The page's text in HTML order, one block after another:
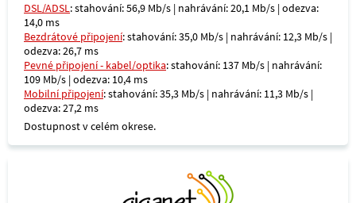
DSL/ADSL: stahování: 56,9 Mb/s | nahrávání: 20,1 Mb/s | odezva:
14,0 ms
Bezdrátové připojení: stahování: 35,0 Mb/s | nahrávání: 12,3 Mb/s |
odezva: 26,7 ms
Pevné připojení - kabel/optika: stahování: 137 Mb/s | nahrávání:
109 Mb/s | odezva: 10,4 ms
Mobilní připojení: stahování: 35,3 Mb/s | nahrávání: 11,3 Mb/s |
odezva: 27,2 ms
Dostupnost v celém okrese.